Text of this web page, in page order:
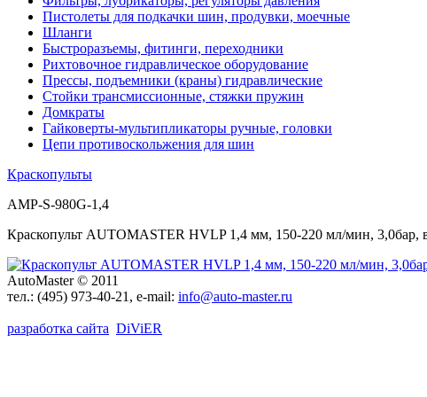
Пистолеты для подкачки шин, продувки, моечные
Шланги
Быстроразъемы, фитинги, переходники
Рихтовочное гидравлическое оборудование
Прессы, подъемники (краны) гидравлические
Стойки трансмиссионные, стяжки пружин
Домкраты
Гайковерты-мультипликаторы ручные, головки
Цепи противоскольжения для шин
Краскопульты
AMP-S-980G-1,4
Краскопульт AUTOMASTER HVLP 1,4 мм, 150-220 мл/мин, 3,0бар,
AutoMaster © 2011
тел.: (495) 973-40-21 , e-mail: info@auto-master.ru
разработка сайта DiViER